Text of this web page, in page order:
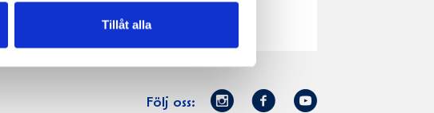
Tillåt allaLäs mer
Följ oss:
Norrmejerier
Facebook
Youtube